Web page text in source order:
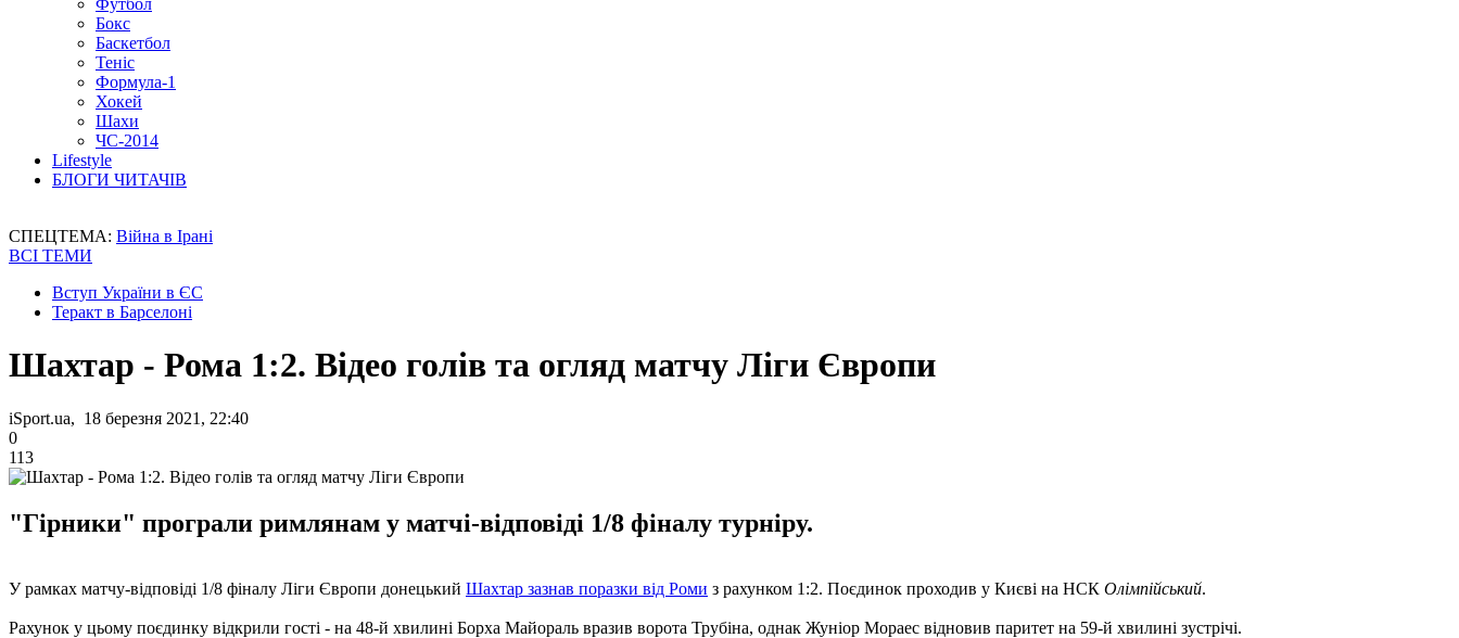
Футбол
Бокс
Баскетбол
Теніс
Формула-1
Хокей
Шахи
ЧС-2014
Lifestyle
БЛОГИ ЧИТАЧІВ
СПЕЦТЕМА: Війна в Ірані
ВСІ ТЕМИ
Вступ України в ЄС
Теракт в Барселоні
Шахтар - Рома 1:2. Відео голів та огляд матчу Ліги Європи
iSport.ua, 18 березня 2021, 22:40
0
113
"Гірники" програли римлянам у матчі-відповіді 1/8 фіналу турніру.
У рамках матчу-відповіді 1/8 фіналу Ліги Європи донецький Шахтар зазнав поразки від Роми з рахунком 1:2. Поєдинок проходив у Києві на НСК Олімпійський.
Рахунок у цьому поєдинку відкрили гості - на 48-й хвилині Борха Майораль вразив ворота Трубіна, однак Жуніор Мораес відновив паритет на 59-й хвилині зустрічі.